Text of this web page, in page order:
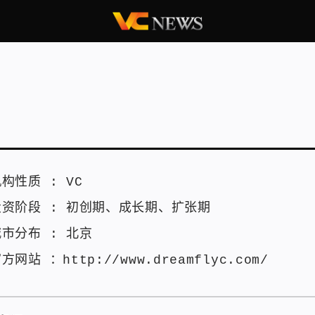
构性质 : VC
资阶段 : 初创期、 成长期、 扩张期
市分布 : 北京
网站 ： http://www.dreamflyc.com/